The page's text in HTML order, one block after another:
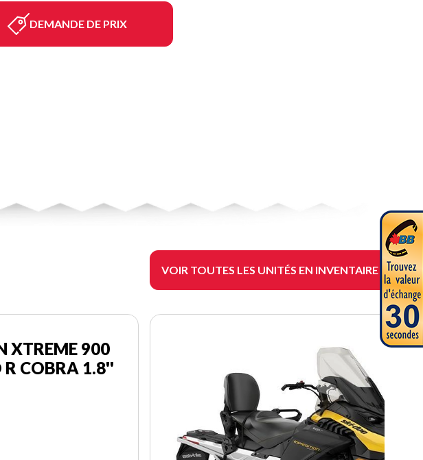
DEMANDE DE PRIX
VOIR TOUTES LES UNITÉS EN INVENTAIRE
XTREME 900
R COBRA 1.8''